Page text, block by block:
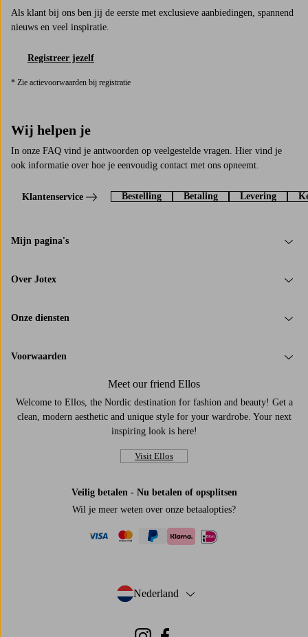
Als klant bij ons ben jij de eerste met exclusieve aanbiedingen, spannend
nieuws en veel inspiratie.
Registreer jezelf
* Zie actievoorwaarden bij registratie
Wij helpen je
In onze FAQ vind je antwoorden op veelgestelde vragen. Hier vind je
ook informatie over hoe je eenvoudig contact met ons opneemt.
Klantenservice Bestelling Betaling Levering
Mijn pagina's
Over Jotex
Onze diensten
Voorwaarden
Meet our friend Ellos
Welcome to Ellos, the Nordic destination for fashion and beauty! Get a
clean, modern aesthetic and unique style for your wardrobe. Your next
inspiring look is here!
Visit Ellos
Veilig betalen - Nu betalen of opsplitsen
Wil je meer weten over onze betaalopties?
Nederland
- Selecteer land